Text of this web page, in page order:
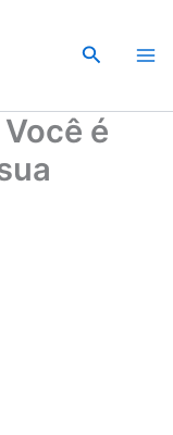
Pesquisar
é